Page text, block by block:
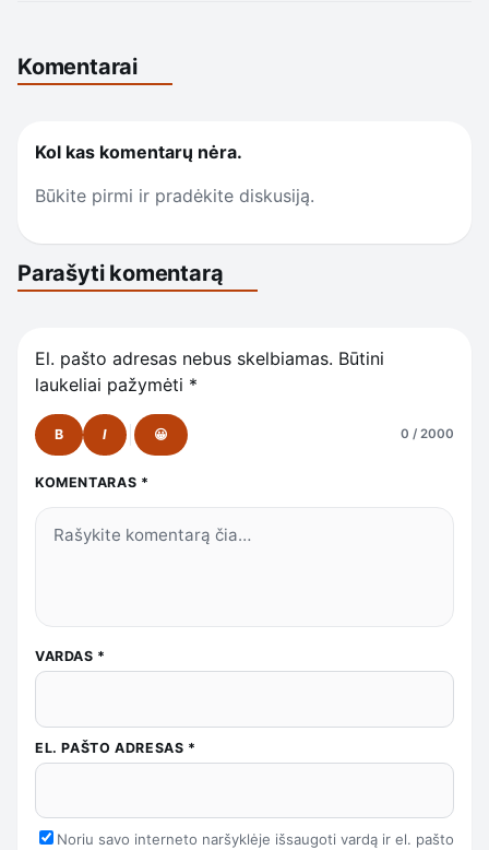
Komentarai
Kol kas komentarų nėra.
Būkite pirmi ir pradėkite diskusiją.
Parašyti komentarą
El. pašto adresas nebus skelbiamas. Būtini
laukeliai pažymėti *
B I 😀 0 / 2000
KOMENTARAS *
VARDAS *
EL. PAŠTO ADRESAS *
Noriu savo interneto naršyklėje išsaugoti vardą ir el. pašto